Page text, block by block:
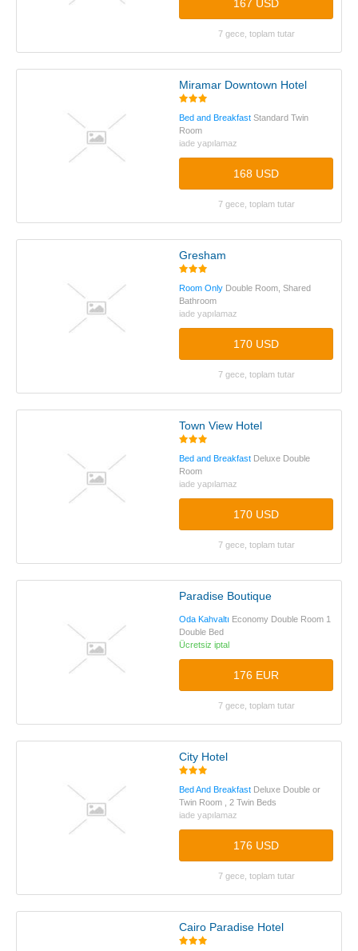
167 USD
7 gece, toplam tutar
Miramar Downtown Hotel
Bed and Breakfast Standard Twin
Room
iade yapılamaz
168 USD
7 gece, toplam tutar
Gresham
Room Only Double Room, Shared
Bathroom
iade yapılamaz
170 USD
7 gece, toplam tutar
Town View Hotel
Bed and Breakfast Deluxe Double
Room
iade yapılamaz
170 USD
7 gece, toplam tutar
Paradise Boutique
Oda Kahvaltı Economy Double Room 1
Double Bed
Ücretsiz iptal
176 EUR
7 gece, toplam tutar
City Hotel
Bed And Breakfast Deluxe Double or
Twin Room , 2 Twin Beds
iade yapılamaz
176 USD
7 gece, toplam tutar
Cairo Paradise Hotel